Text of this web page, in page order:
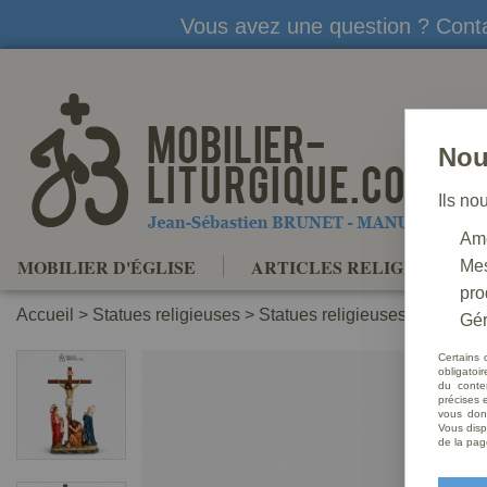
Vous avez une question ?
MOBILIER D'ÉGLISE ARTICLES RELIGIEUX
Accueil > Statues religieuses > Statues religieuses du Christ
Ils
Certains
du
précises
vous
Vous
de la